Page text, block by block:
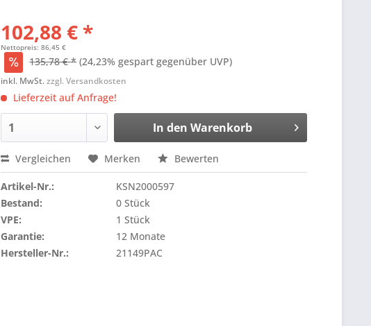
102,88 € *
Nettopreis: 86,45 €
135,78 € * (24,23% gespart gegenüber UVP)
inkl. MwSt.zzgl. Versandkosten
Lieferzeit auf Anfrage!
In den Warenkorb
Vergleichen Merken Bewerten
Artikel-Nr.:
KSN2000597
Bestand:
0 Stück
VPE:
1 Stück
Garantie:
12 Monate
Hersteller-Nr.:
21149PAC